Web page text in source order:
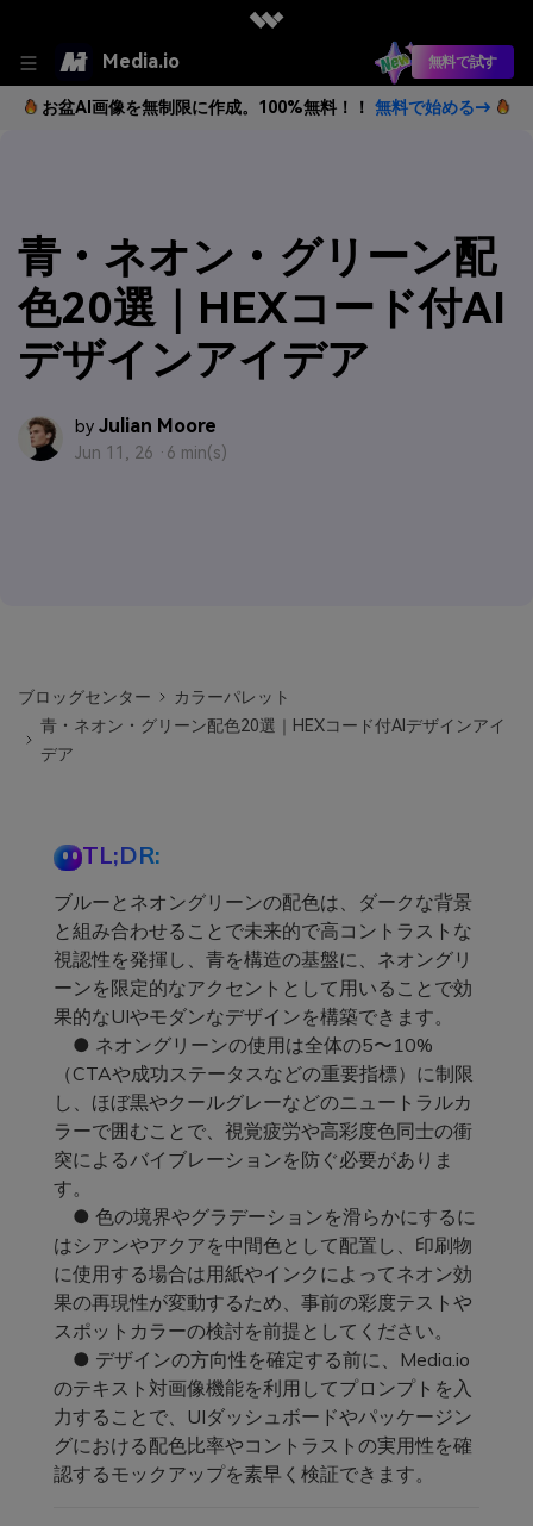
Media.io 無料で試す
お盆AI画像を無制限に作成。100%無料！！ 無料で始める→
青・ネオン・グリーン配
色20選｜HEXコード付AI
デザインアイデア
by Julian Moore
Jun 11, 26 · 6 min(s)
ブロッグセンター
カラーパレット
青・ネオン・グリーン配色20選｜HEXコード付AIデザインアイ
デア
TL;DR:
ブルーとネオングリーンの配色は、ダークな背景
と組み合わせることで未来的で高コントラストな
視認性を発揮し、青を構造の基盤に、ネオングリ
ーンを限定的なアクセントとして用いることで効
果的なUIやモダンなデザインを構築できます。
● ネオングリーンの使用は全体の5〜10%
（CTAや成功ステータスなどの重要指標）に制限
し、ほぼ黒やクールグレーなどのニュートラルカ
ラーで囲むことで、視覚疲労や高彩度色同士の衝
突によるバイブレーションを防ぐ必要がありま
す。
● 色の境界やグラデーションを滑らかにするに
はシアンやアクアを中間色として配置し、印刷物
に使用する場合は用紙やインクによってネオン効
果の再現性が変動するため、事前の彩度テストや
スポットカラーの検討を前提としてください。
● デザインの方向性を確定する前に、Media.io
のテキスト対画像機能を利用してプロンプトを入
力することで、UIダッシュボードやパッケージン
グにおける配色比率やコントラストの実用性を確
認するモックアップを素早く検証できます。